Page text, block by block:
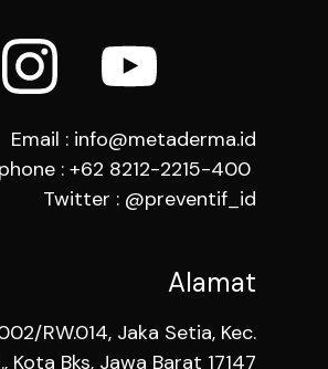
Email : info@metaderma.id
: +62 8212-2215-400
Twitter : @preventif_id
Alamat
RW.014, Jaka Setia, Kec.
Kota Bks, Jawa Barat 17147